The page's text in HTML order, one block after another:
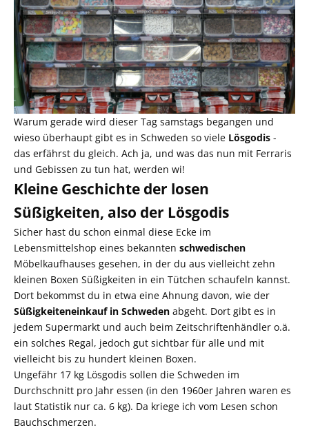
Warum gerade wird dieser Tag samstags begangen und
wieso überhaupt gibt es in Schweden so viele Lösgodis -
das erfährst du gleich. Ach ja, und was das nun mit Ferraris
und Gebissen zu tun hat, werden wi!
Kleine Geschichte der losen
Süßigkeiten, also der Lösgodis
Sicher hast du schon einmal diese Ecke im
Lebensmittelshop eines bekannten schwedischen
Möbelkaufhauses gesehen, in der du aus vielleicht zehn
kleinen Boxen Süßigkeiten in ein Tütchen schaufeln kannst.
Dort bekommst du in etwa eine Ahnung davon, wie der
Süßigkeiteneinkauf in Schweden abgeht. Dort gibt es in
jedem Supermarkt und auch beim Zeitschriftenhändler o.ä.
ein solches Regal, jedoch gut sichtbar für alle und mit
vielleicht bis zu hundert kleinen Boxen.
Ungefähr 17 kg Lösgodis sollen die Schweden im
Durchschnitt pro Jahr essen (in den 1960er Jahren waren es
laut Statistik nur ca. 6 kg). Da kriege ich vom Lesen schon
Bauchschmerzen.